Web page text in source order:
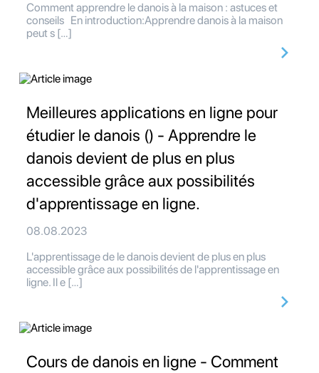
Comment apprendre le danois à la maison : astuces et
conseils En introduction:Apprendre danois à la maison
peut s […]
Meilleures applications en ligne pour
étudier le danois () - Apprendre le
danois devient de plus en plus
accessible grâce aux possibilités
d'apprentissage en ligne.
08.08.2023
L'apprentissage de le danois devient de plus en plus
accessible grâce aux possibilités de l'apprentissage en
ligne. Il e […]
Cours de danois en ligne - Comment